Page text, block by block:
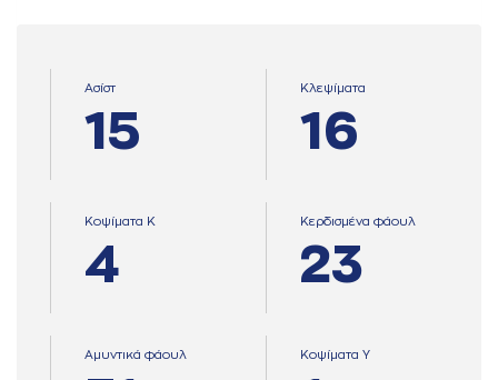
Ασίστ
15
Κλεψίματα
16
Κοψίματα Κ
4
Κερδισμένα φάουλ
23
Αμυντικά φάουλ Κοψίματα Υ